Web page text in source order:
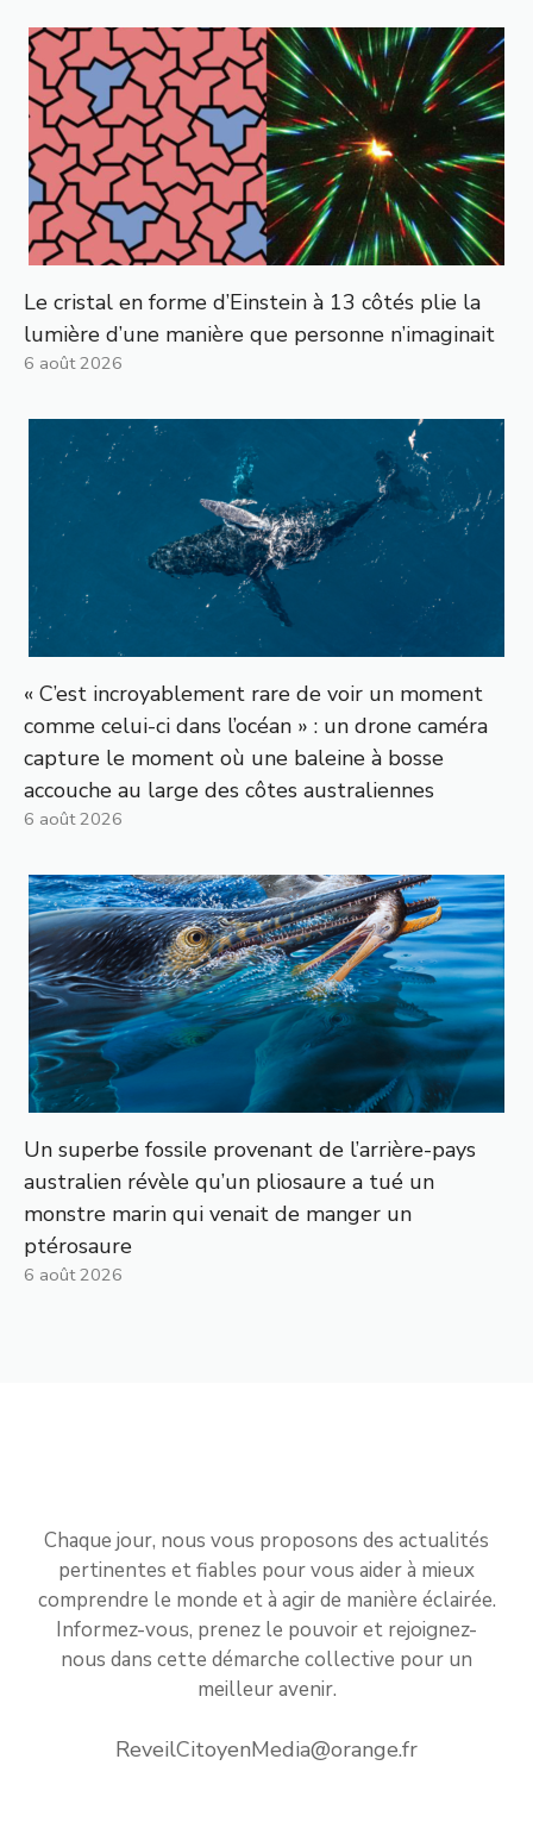
Le cristal en forme d’Einstein à 13 côtés plie la
lumière d’une manière que personne n’imaginait
6 août 2026
« C’est incroyablement rare de voir un moment
comme celui-ci dans l’océan » : un drone caméra
capture le moment où une baleine à bosse
accouche au large des côtes australiennes
6 août 2026
Un superbe fossile provenant de l’arrière-pays
australien révèle qu’un pliosaure a tué un
monstre marin qui venait de manger un
ptérosaure
6 août 2026
Chaque jour, nous vous proposons des actualités
pertinentes et fiables pour vous aider à mieux
comprendre le monde et à agir de manière éclairée.
Informez-vous, prenez le pouvoir et rejoignez-
nous dans cette démarche collective pour un
meilleur avenir.
ReveilCitoyenMedia@orange.fr